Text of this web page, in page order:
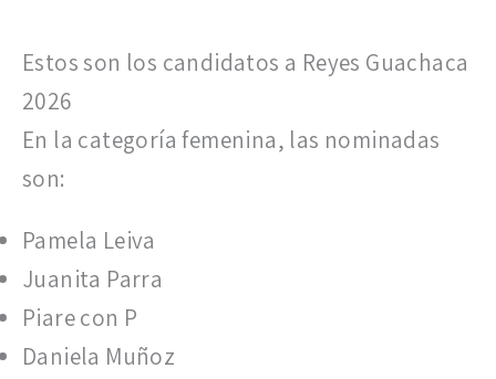
Estos son los candidatos a Reyes Guachaca
2026
En la categoría femenina, las nominadas
son:
Pamela Leiva
Juanita Parra
Piare con P
Daniela Muñoz